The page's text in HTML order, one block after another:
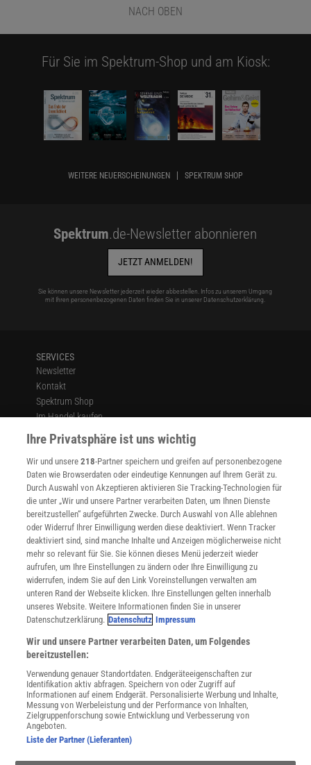
NACH OBEN
Für Sie im Spektrum-Shop und am Kiosk:
WEITERE NEUERSCHEINUNGEN SPEKTRUM SHOP
Spektrum.de-Newsletter abonnieren
JETZT ANMELDEN!
Sie können unsere Newsletter jederzeit wieder abbestellen. Infos zu unserem Umgang
mit Ihren personenbezogenen Daten finden Sie in unserer Datenschutzerklärung.
SERVICES
Newsletter
Kontakt
Spektrum Shop
Im Handel kaufen
Presse
Verträge kündigen
Widerruf
INFO
Mediadaten
Datenschutz
Nutzungsbedingungen
Cookie-Einstellungen
Utiq verwalten
Nutzungsbasierte Onlinewerbung
Alle Artikel
Impressum
Angebote für Schulen
Angebote für Institutionen
Sprachen lernen mit Gymglish
Lexika
Für Spektrum schreiben
Zugänglichkeitserklärung
WEBSEITEN
KielSCN
Ihre Privatsphäre ist uns wichtig
Wir und unsere218-Partner speichern und greifen auf personenbezogene
Daten wie Browserdaten oder eindeutige Kennungen auf Ihrem Gerät zu.
Durch Auswahl von Akzeptieren aktivieren Sie Tracking-Technologien für
die unter „Wir und unsere Partner verarbeiten Daten, um Ihnen Dienste
bereitzustellen“ aufgeführten Zwecke. Durch Auswahl von Alle ablehnen
oder Widerruf Ihrer Einwilligung werden diese deaktiviert. Wenn Tracker
deaktiviert sind, sind manche Inhalte und Anzeigen möglicherweise nicht
mehr so relevant für Sie. Sie können dieses Menü jederzeit wieder
aufrufen, um Ihre Einstellungen zu ändern oder Ihre Einwilligung zu
widerrufen, indem Sie auf den Link Voreinstellungen verwalten am
unteren Rand der Webseite klicken. Ihre Einstellungen gelten innerhalb
unseres Website. Weitere Informationen finden Sie in unserer
Datenschutzerklärung. Datenschutz Impressum
Wir und unsere Partner verarbeiten Daten, um Folgendes
bereitzustellen:
Verwendung genauer Standortdaten. Endgeräteeigenschaften zur
Identifikation aktiv abfragen. Speichern von oder Zugriff auf
Informationen auf einem Endgerät. Personalisierte Werbung und Inhalte,
Messung von Werbeleistung und der Performance von Inhalten,
Zielgruppenforschung sowie Entwicklung und Verbesserung von
Angeboten.
Liste der Partner (Lieferanten)